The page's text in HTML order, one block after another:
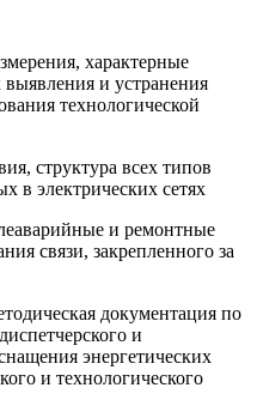
характерные
и устранения
технологической
структура всех типов
в электрических сетях
и ремонтные
связи, закрепленного за
документация по
и
энергетических
и технологического